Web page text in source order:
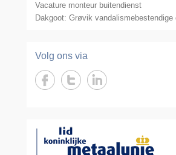
Vacature monteur buitendienst
Dakgoot: Grøvik vandalismebestendige
Volg ons via